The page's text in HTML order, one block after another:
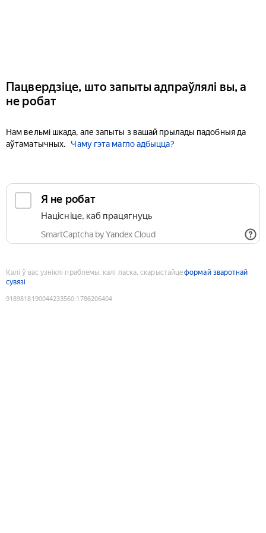
Пацвердзіце, што запыты адпраўлялі вы, а
не робат
Нам вельмі шкада, але запыты з вашай прылады падобныя да
аўтаматычных.
Чаму гэта магло адбыцца?
Я не робат
Націсніце, каб працягнуць
SmartCaptcha by Yandex Cloud
Калі ў вас узніклі праблемы, калі ласка, скарыстайцеформай зваротнай
сувязі
9189818190044233560:1786206404